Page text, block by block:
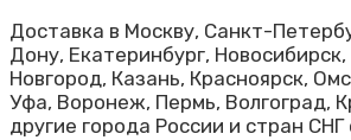
Доставка в Москву, Санкт-
Дону, Екатеринбург,
Новгород, Казань, Красноярск,
Уфа, Воронеж, Пермь, Волгоград,
другие города России и стран